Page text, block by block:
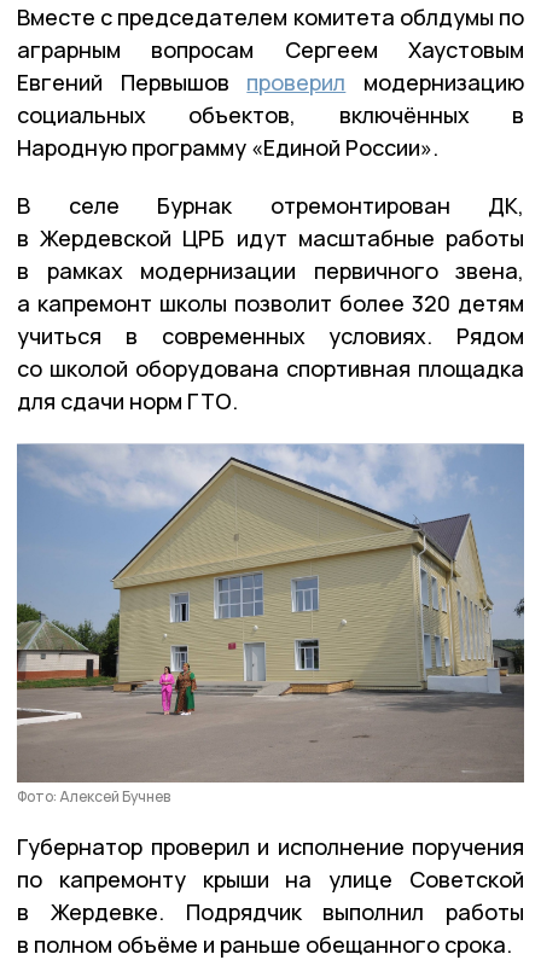
Вместе с председателем комитета облдумы по
аграрным вопросам Сергеем Хаустовым
Евгений Первышов проверил модернизацию
социальных объектов, включённых в
Народную программу «Единой России».
В селе Бурнак отремонтирован ДК,
в Жердевской ЦРБ идут масштабные работы
в рамках модернизации первичного звена,
а капремонт школы позволит более 320 детям
учиться в современных условиях. Рядом
со школой оборудована спортивная площадка
для сдачи норм ГТО.
Фото: Алексей Бучнев
Губернатор проверил и исполнение поручения
по капремонту крыши на улице Советской
в Жердевке. Подрядчик выполнил работы
в полном объёме и раньше обещанного срока.